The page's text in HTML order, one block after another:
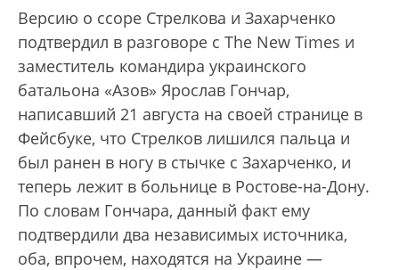
Версию о ссоре Стрелкова и Захарченко
подтвердил в разговоре с The New Times и
заместитель командира украинского
батальона «Азов» Ярослав Гончар,
написавший 21 августа на своей странице в
Фейсбуке, что Стрелков лишился пальца и
был ранен в ногу в стычке с Захарченко, и
теперь лежит в больнице в Ростове-на-Дону.
По словам Гончара, данный факт ему
подтвердили два независимых источника,
оба, впрочем, находятся на Украине —